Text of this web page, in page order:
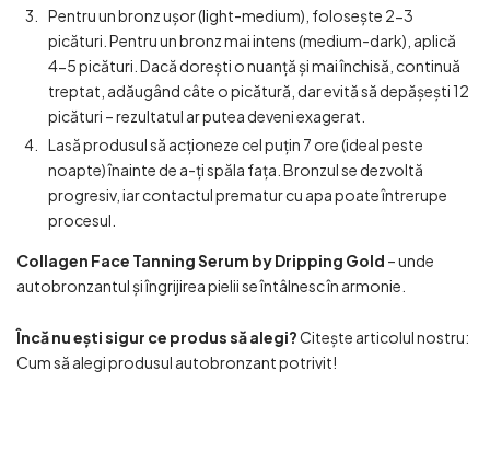
Pentru un bronz ușor (light-medium), folosește 2-3
picături. Pentru un bronz mai intens (medium-dark), aplică
4-5 picături. Dacă dorești o nuanță și mai închisă, continuă
treptat, adăugând câte o picătură, dar evită să depășești 12
picături – rezultatul ar putea deveni exagerat.
Lasă produsul să acționeze cel puțin 7 ore (ideal peste
noapte) înainte de a-ți spăla fața. Bronzul se dezvoltă
progresiv, iar contactul prematur cu apa poate întrerupe
procesul.
Collagen Face Tanning Serum by Dripping Gold – unde
autobronzantul și îngrijirea pielii se întâlnesc în armonie.
Încă nu ești sigur ce produs să alegi?Citește articolul nostru:
Cum să alegi produsul autobronzant potrivit!